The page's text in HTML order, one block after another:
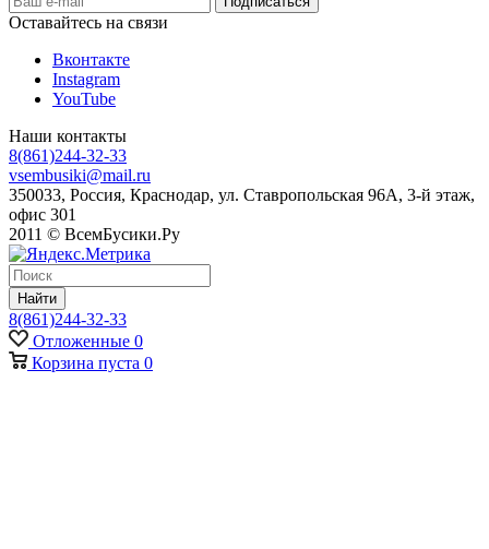
Оставайтесь на связи
Вконтакте
Instagram
YouTube
Наши контакты
8(861)244-32-33
vsembusiki@mail.ru
350033, Россия, Краснодар, ул. Ставропольская 96А, 3-й этаж,
офис 301
2011 © ВсемБусики.Ру
Найти
8(861)244-32-33
Отложенные 0
Корзина пуста 0